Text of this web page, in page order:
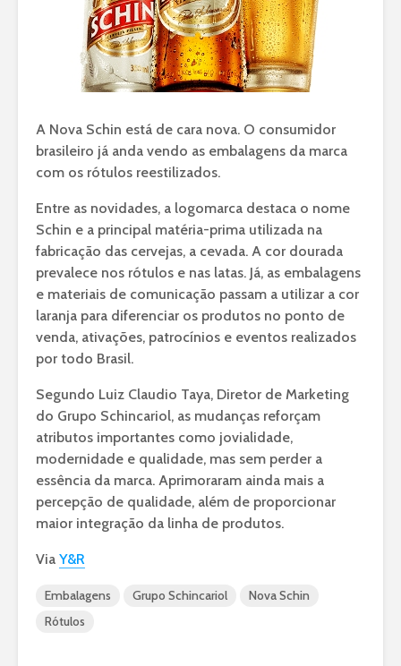
A Nova Schin está de cara nova. O consumidor
brasileiro já anda vendo as embalagens da marca
com os rótulos reestilizados.
Entre as novidades, a logomarca destaca o nome
Schin e a principal matéria-prima utilizada na
fabricação das cervejas, a cevada. A cor dourada
prevalece nos rótulos e nas latas. Já, as embalagens
e materiais de comunicação passam a utilizar a cor
laranja para diferenciar os produtos no ponto de
venda, ativações, patrocínios e eventos realizados
por todo Brasil.
Segundo Luiz Claudio Taya, Diretor de Marketing
do Grupo Schincariol, as mudanças reforçam
atributos importantes como jovialidade,
modernidade e qualidade, mas sem perder a
essência da marca. Aprimoraram ainda mais a
percepção de qualidade, além de proporcionar
maior integração da linha de produtos.
Via Y&R
Embalagens Grupo Schincariol
Nova Schin
Rótulos